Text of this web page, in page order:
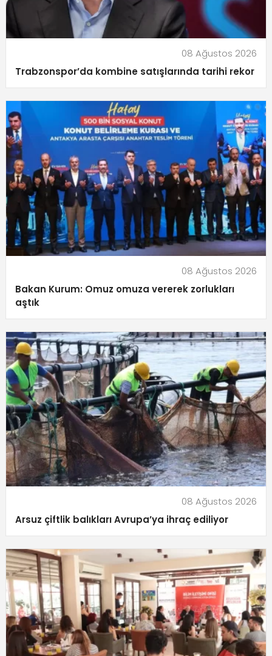
08 Ağustos 2026
Trabzonspor’da kombine satışlarında tarihi rekor
08 Ağustos 2026
Bakan Kurum: Omuz omuza vererek zorlukları
aştık
08 Ağustos 2026
Arsuz çiftlik balıkları Avrupa’ya ihraç ediliyor